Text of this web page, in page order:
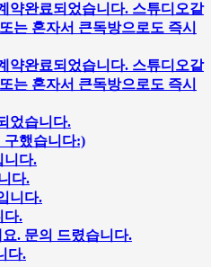
약완료되었습니다. 스튜디오같
는 혼자서 큰독방으로도 즉시
약완료되었습니다. 스튜디오같
는 혼자서 큰독방으로도 즉시
었습니다.
구했습니다:)
니다.
다.
니다.
다.
. 문의 드렸습니다.
다.